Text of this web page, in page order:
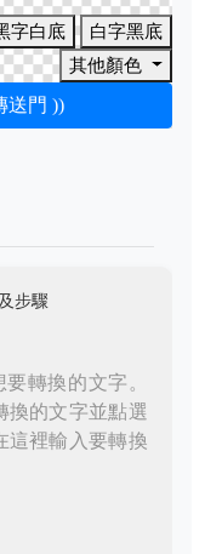
字白底
白字黑底
其他顏色
送門 ))
步驟
轉換的文字。
換的文字並點選
這裡輸入要轉換